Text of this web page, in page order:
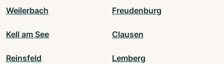
Weilerbach Freudenburg
Kell am See Clausen
Reinsfeld Lemberg